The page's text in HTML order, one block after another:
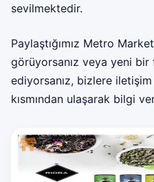
sevilmektedir.
Paylaştığımız Metro
görüyorsanız veya yeni
ediyorsanız, bizlere
kısmından ulaşarak bilgi